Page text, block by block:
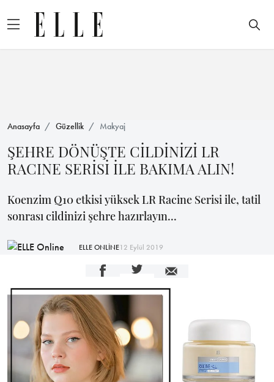
Anasayfa Güzellik Makyaj
ŞEHRE DÖNÜŞTE CİLDİNİZİ LR
RACINE SERİSİ İLE BAKIMA ALIN!
Koenzim Q10 etkisi yüksek LR Racine Serisi ile, tatil
sonrası cildinizi şehre hazırlayın...
ELLE ONLİNE12 Eylül 2019